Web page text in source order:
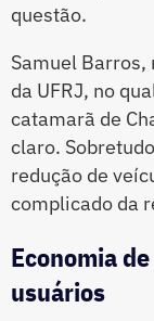
questão.
Samuel Barros,
da UFRJ, no
catamarã de
claro.
redução de
complicado da
Economia
usuários